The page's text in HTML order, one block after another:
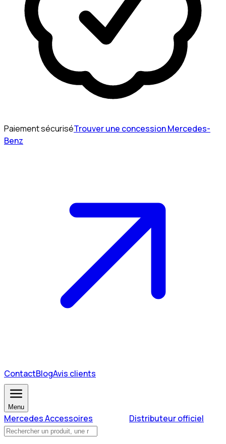
Paiement sécuriséTrouver une concession Mercedes-
Benz
ContactBlogAvis clients
Menu
Mercedes Accessoires Distributeur officiel